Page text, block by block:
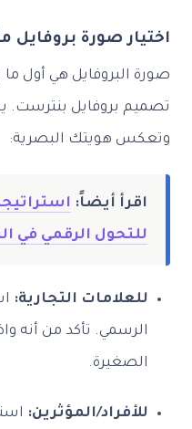
اختيار صورة
صورة البروفايل هي أول ما
تصميم بروفايل بنترست.
وتعكس هويتك البصرية:
اقرأ أيضاً:
للتحول الرقمي في
للعلامات التجارية:
الرسمي. تأكد من أنه
الصغيرة.
للأفراد/المؤثرين: